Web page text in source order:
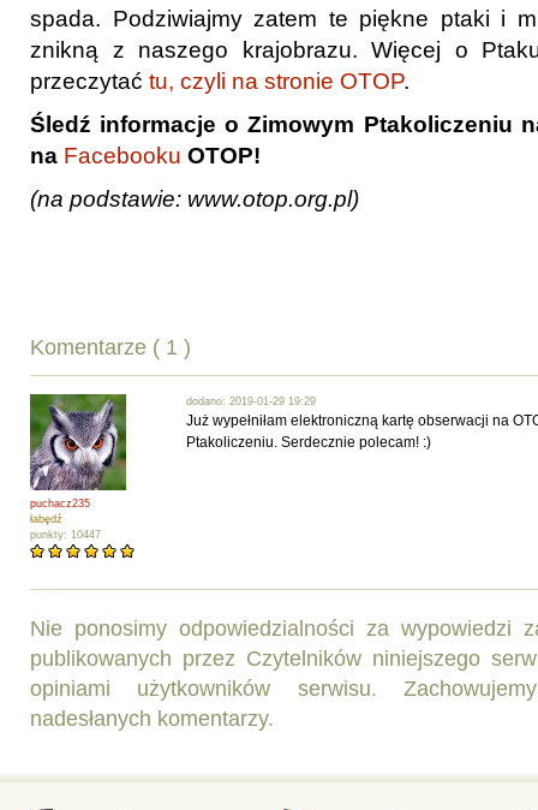
spada. Podziwiajmy zatem te piękne ptaki i
znikną z naszego krajobrazu. Więcej o
przeczytać tu, czyli na stronie OTOP.
Śledź informacje o Zimowym Ptakoliczeniu
na Facebooku OTOP!
(na podstawie: www.otop.org.pl)
Komentarze ( 1 )
puchacz235
łabędź
punkty: 10447
dodano: 2019-01-29 19:29
Już wypełniłam elektroniczną kartę obserwacji na
Ptakoliczeniu. Serdecznie polecam! :)
Nie ponosimy odpowiedzialności za wypowiedzi
publikowanych przez Czytelników niniejszego
opiniami użytkowników serwisu.
nadesłanych komentarzy.